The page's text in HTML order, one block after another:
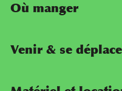
Où manger
Venir & se